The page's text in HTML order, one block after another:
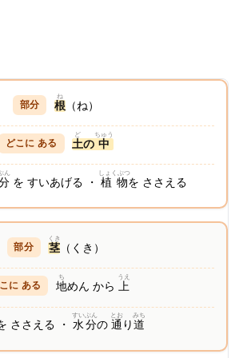
根
ね
（ね）
土
ど
の 中
ちゅう
ん
を すいあげる ・植物
しょくぶつ
を ささえる
茎
くき
（くき）
地
ち
めん から 上
うえ
ささえる ・水分
すいぶん
の通
とお
り道
みち